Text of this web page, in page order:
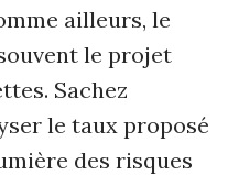
ailleurs, le
le projet
Sachez
le taux proposé
des risques